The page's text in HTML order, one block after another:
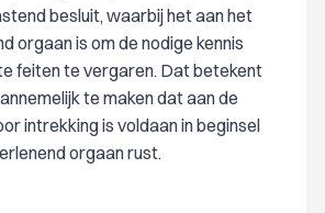
besluit, waarbij het aan het
orgaan is om de nodige kennis
feiten te vergaren. Dat betekent
te maken dat aan de
intrekking is voldaan in beginsel
orgaan rust.